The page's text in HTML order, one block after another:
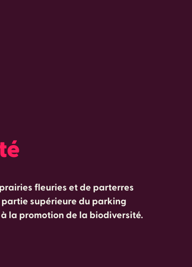
fleuries et de parterres
supérieure du parking
la promotion de la biodiversité.